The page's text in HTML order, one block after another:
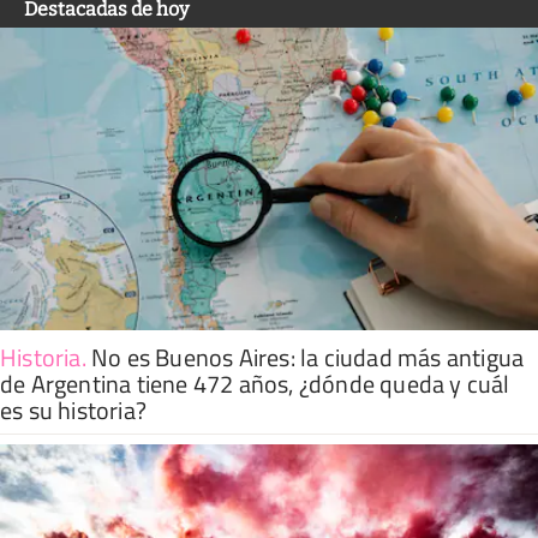
Destacadas de hoy
Historia.No es Buenos Aires: la ciudad más antigua
de Argentina tiene 472 años, ¿dónde queda y cuál
es su historia?